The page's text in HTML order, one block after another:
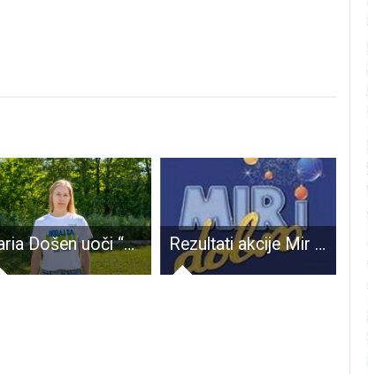
Daria Došen uoči “Hodaj za Liku”: Na jednom kraju je zakopani otpad, na drugom tvornica litija – zato hodamo Rezultati akcije Mir i dobro